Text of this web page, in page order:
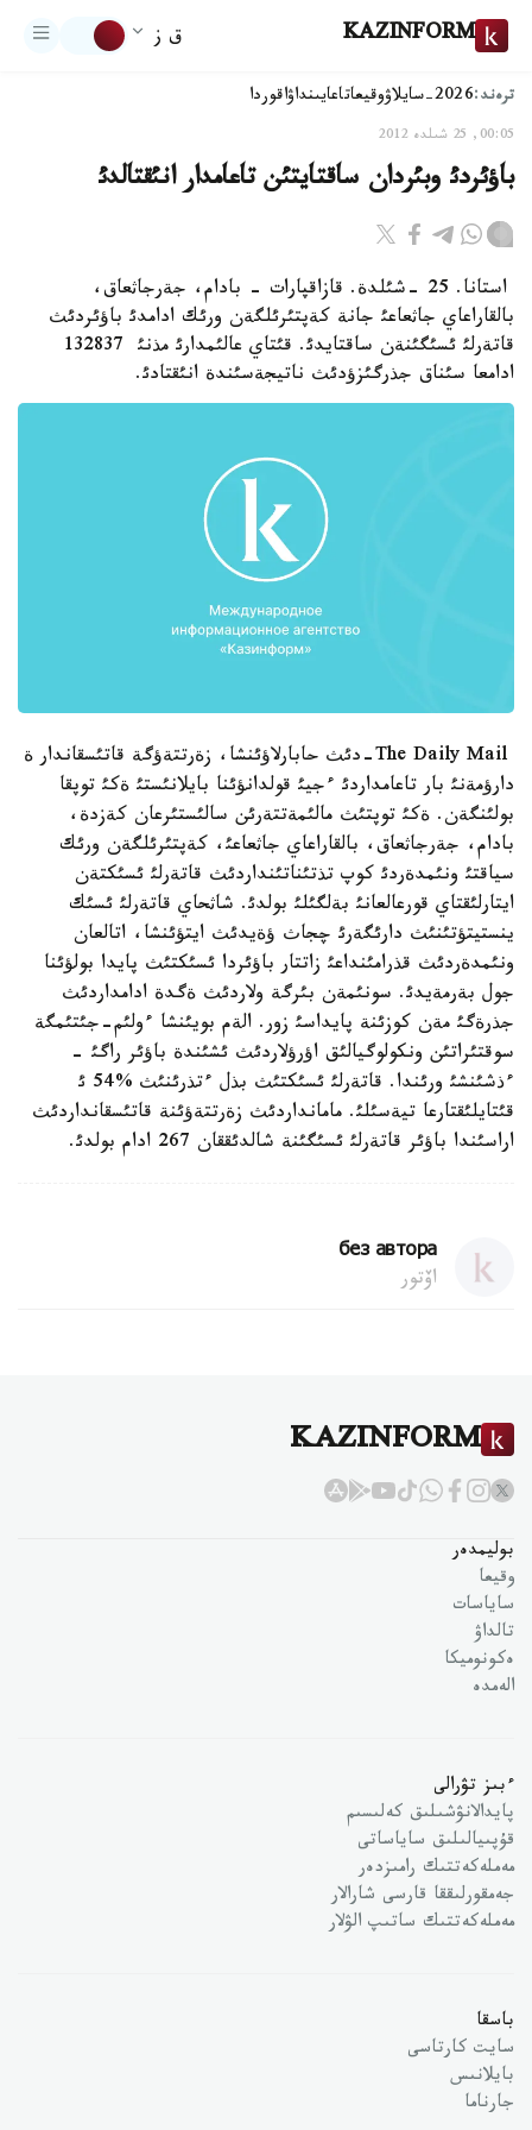
KAZINFORM ق ز
ترەند:2026-سايلاۋ وقيعاتاعايىنداۋاقوردا
00:05, 25 شىلدە 2012
باؤئردئ وبئردان ساقتايتئن تاعامدار انئقتالدئ
استانا. 25 -شئلدة. قازاقپارات - بادام، جةرجاثعاق،
بالقاراعاي جاثعاعئ جانة كةپتئرئلگةن ورئك ادامدئ باؤئردئث
ادامعا سئناق جذرگئزؤدئث ناتيجةسئندة انئقتادئ.
The Daily Mail-دئث حابارلاؤئنشا، زةرتتةؤگة قاتئسقاندار ة
دارؤمةنئ بار تاعامداردئ ءجيئ قولدانؤئنا بايلانئستئ ةكئ توپقا
بولئنگةن. ةكئ توپتئث مالئمةتتةرئن سالئستئرعان كةزدة،
بادام، جةرجاثعاق، بالقاراعاي جاثعاعئ، كةپتئرئلگةن ورئك
سياقتئ ونئمدةردئ كوپ تذتئناتئنداردئث قاتةرلئ ئسئكتةن
ايتارلئقتاي قورعالعانئ بةلگئلئ بولدئ. شاثحاي قاتةرلئ ئسئك
ينستيتؤتئنئث دارئگةرئ چجاث ؤةيدئث ايتؤئنشا، اتالعان
ونئمدةردئث قذرامئنداعئ زاتتار باؤئردا ئسئكتئث پايدا بولؤئنا
جول بةرمةيدئ. سونئمةن بئرگة ولاردئث ةگدة ادامداردئث
جذرةگئ مةن كوزئنة پايداسئ زور. الةم بويئنشا ءولئم-جئتئمگة
سوقتئراتئن ونكولوگيالئق اؤرؤلاردئث ئشئندة باؤئر راگئ -
ءذشئنشئ ورئندا. قاتةرلئ ئسئكتئث بذل ءتذرئنئث %54 ئ
قئتايلئقتارعا تيةسئلئ. مامانداردئث زةرتتةؤئنة قاتئسقانداردئث
اراسئندا باؤئر قاتةرلئ ئسئگئنة شالدئققان 267 ادام بولدئ.
без автора
اۆتور
KAZINFORM
بوليمدەر
وقيعا
ساياسات
تالداۋ
ەكونوميكا
الەمدە
ءبىز تۋرالى
پايدالانۋشىلىق كەلىسىم
قۇپىيالىلىق ساياساتى
مەملەكەتتىك رامىزدەر
جەمقورلىققا قارسى شارالار
مەملەكەتتىك ساتىپ الۋلار
باسقا
سايت كارتاسى
بايلانىس
جارناما